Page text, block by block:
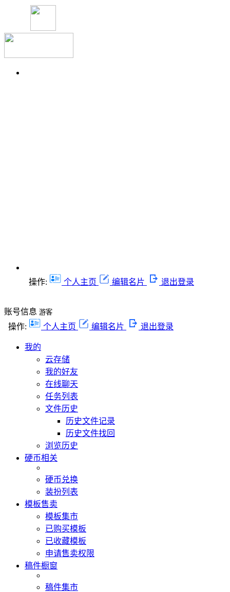
操作: 个人主页 编辑名片 退出登录
账号信息 游客
操作: 个人主页 编辑名片 退出登录
我的
云存储
我的好友
在线聊天
任务列表
文件历史
历史文件记录
历史文件找回
浏览历史
硬币相关
硬币兑换
装扮列表
模板售卖
模板集市
已购买模板
已收藏模板
申请售卖权限
稿件橱窗
稿件集市